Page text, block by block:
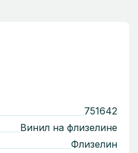
751642
Винил на флизелине
Флизелин